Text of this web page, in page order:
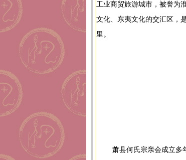
工业商贸旅游城市，被誉为
文化、东夷文化的交汇区，
里。
萧县何氏宗亲会成立多